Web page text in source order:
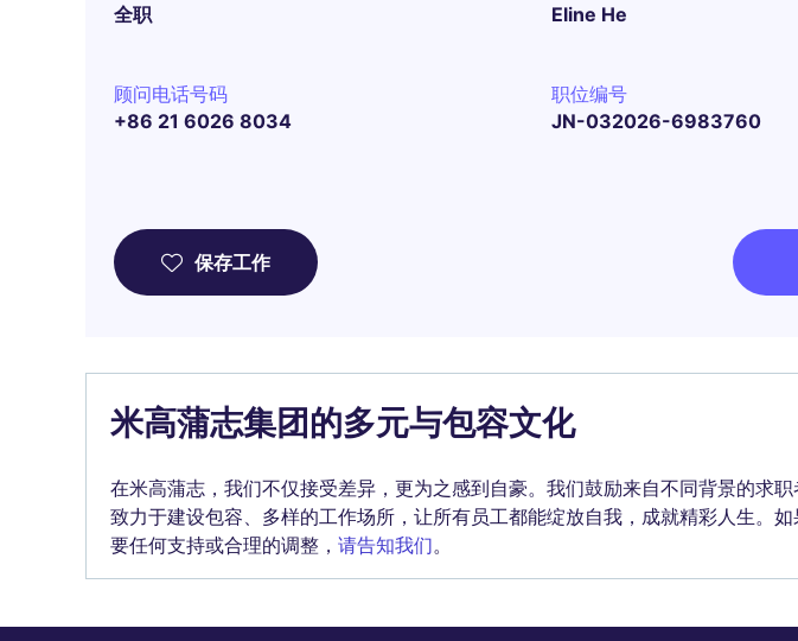
全职
Eline He
顾问电话号码
+86 21 6026 8034
职位编号
JN-032026-6983760
保存工作
米高蒲志集团的多元与包容文化
在米高蒲志，我们不仅接受差异，更为之感到自豪。我们鼓励来自不同背景的求
致力于建设包容、多样的工作场所，让所有员工都能绽放自我，成就精彩人生。
要任何支持或合理的调整， 请告知我们。